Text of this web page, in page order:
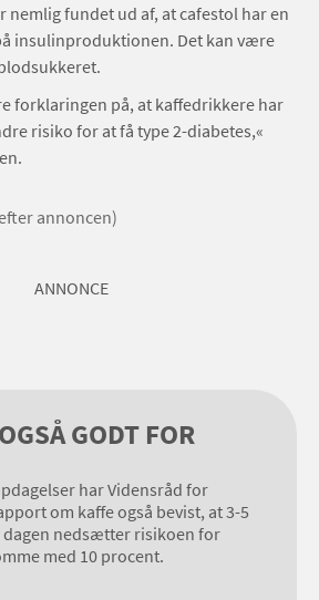
nemlig fundet ud af, at cafestol har en
insulinproduktionen. Det kan være
forklaringen på, at kaffedrikkere har
risiko for at få type 2-diabetes,«
annoncen)
ANNONCE
GODT FOR
har Vidensråd for
om kaffe også bevist, at 3-5
dagen nedsætter risikoen for
med 10 procent.